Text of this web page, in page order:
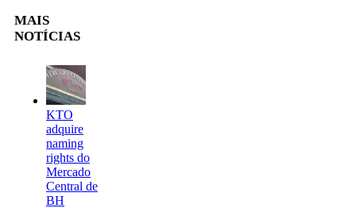
MAIS
NOTÍCIAS
KTO
adquire
naming
rights do
Mercado
Central de
BH